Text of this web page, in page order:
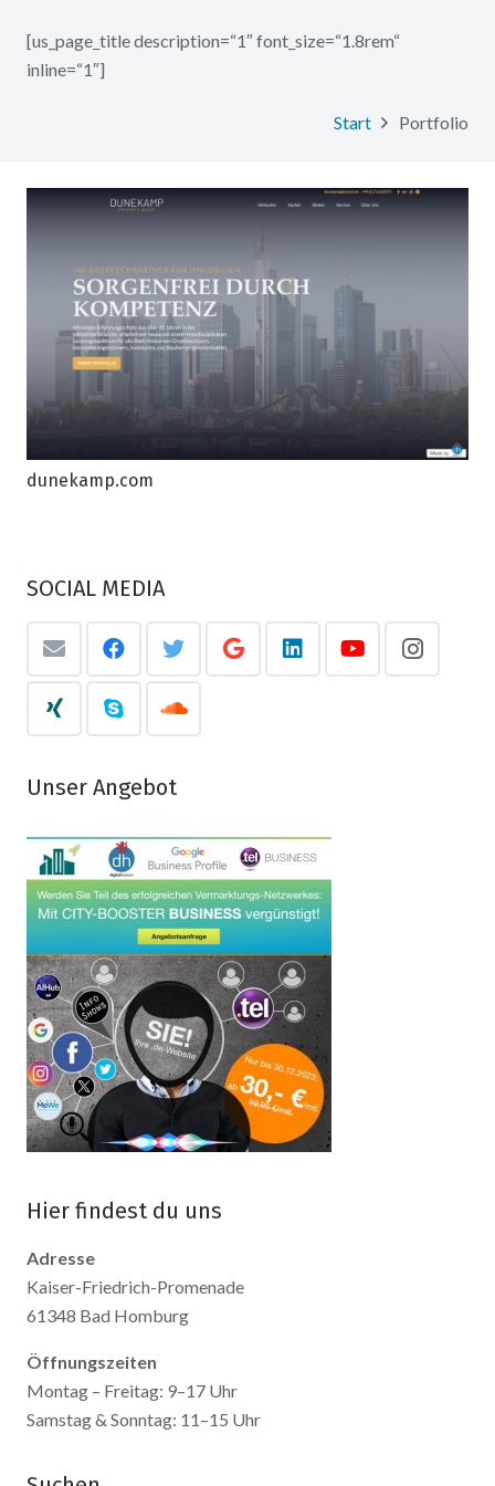
[us_page_title description=“1″ font_size=“1.8rem“
inline=“1″]
Start Portfolio
dunekamp.com
SOCIAL MEDIA
Unser Angebot
Hier findest du uns
Adresse
Kaiser-Friedrich-Promenade
61348 Bad Homburg
Öffnungszeiten
Montag – Freitag: 9–17 Uhr
Samstag & Sonntag: 11–15 Uhr